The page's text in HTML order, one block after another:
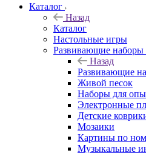
Каталог
Назад
Каталог
Настольные игры
Развивающие наборы
Назад
Развивающие
Живой песок
Наборы для
Электронные
Детские
Мозаики
Картины по
Музыкальные